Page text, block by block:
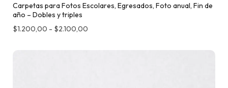
Carpetas para Fotos Escolares, Egresados, Foto anual, Fin de
año – Dobles y triples
$1.200,00 - $2.100,00